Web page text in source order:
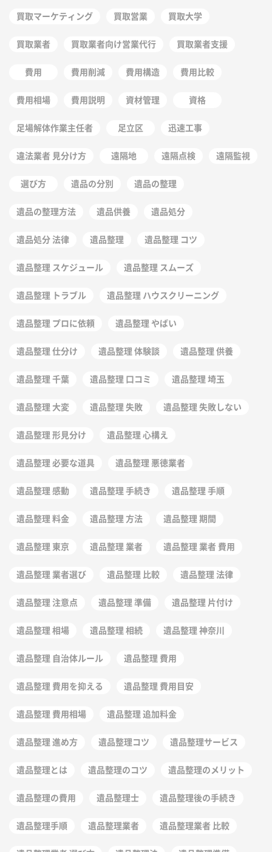
買取マーケティング 買取営業 買取大学
買取業者 買取業者向け営業代行 買取業者支援
費用 費用削減 費用構造 費用比較
費用相場 費用説明 資材管理 資格
足場解体作業主任者 足立区 迅速工事
違法業者 見分け方 遠隔地 遠隔点検 遠隔監視
選び方 遺品の分別 遺品の整理
遺品の整理方法 遺品供養 遺品処分
遺品処分 法律 遺品整理 遺品整理 コツ
遺品整理 スケジュール 遺品整理 スムーズ
遺品整理 トラブル 遺品整理 ハウスクリーニング
遺品整理 プロに依頼 遺品整理 やばい
遺品整理 仕分け 遺品整理 体験談 遺品整理 供養
遺品整理 千葉 遺品整理 口コミ 遺品整理 埼玉
遺品整理 大変 遺品整理 失敗 遺品整理 失敗しない
遺品整理 形見分け 遺品整理 心構え
遺品整理 必要な道具 遺品整理 悪徳業者
遺品整理 感動 遺品整理 手続き 遺品整理 手順
遺品整理 料金 遺品整理 方法 遺品整理 期間
遺品整理 東京 遺品整理 業者 遺品整理 業者 費用
遺品整理 業者選び 遺品整理 比較 遺品整理 法律
遺品整理 注意点 遺品整理 準備 遺品整理 片付け
遺品整理 相場 遺品整理 相続 遺品整理 神奈川
遺品整理 自治体ルール 遺品整理 費用
遺品整理 費用を抑える 遺品整理 費用目安
遺品整理 費用相場 遺品整理 追加料金
遺品整理 進め方 遺品整理コツ 遺品整理サービス
遺品整理とは 遺品整理のコツ 遺品整理のメリット
遺品整理の費用 遺品整理士 遺品整理後の手続き
遺品整理手順 遺品整理業者 遺品整理業者 比較